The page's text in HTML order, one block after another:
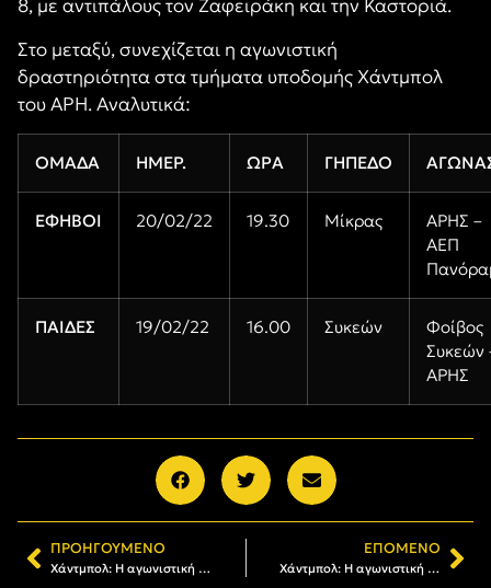
8, με αντιπάλους τον Ζαφειράκη και την Καστοριά.
Στο μεταξύ, συνεχίζεται η αγωνιστική
δραστηριότητα στα τμήματα υποδομής Χάντμπολ
του ΑΡΗ. Αναλυτικά:
ΟΜΑΔΑ ΗΜΕΡ. ΩΡΑ ΓΗΠΕΔΟ
ΕΦΗΒΟΙ 20/02/22 19.30 Μίκρας
ΑΡΗΣ –
ΑΕΠ
ΠΑΙΔΕΣ 19/02/22 16.00 Συκεών
Φοίβος
Συκεών
ΑΡΗΣ
ΠΡΟΗΓΟΎΜΕΝΟ
Χάντμπολ: Η αγωνιστική δραστηριότητα του Α.Σ. ΑΡΗΣ
ΕΠΌΜΕΝΟ
Χάντμπολ: Η αγωνιστική δραστηριότητα του Α.Σ. ΑΡΗΣ